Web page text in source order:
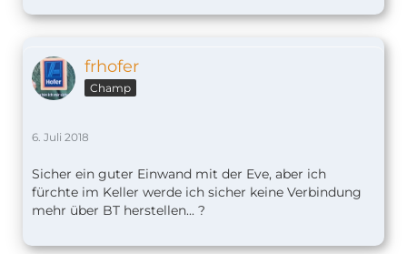
frhofer
Champ
6. Juli 2018
Sicher ein guter Einwand mit der Eve, aber ich
fürchte im Keller werde ich sicher keine Verbindung
mehr über BT herstellen... ?